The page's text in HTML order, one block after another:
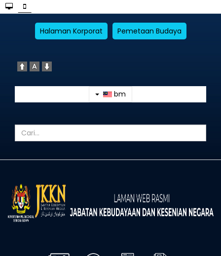
Halaman Korporat Pemetaan Budaya
bm